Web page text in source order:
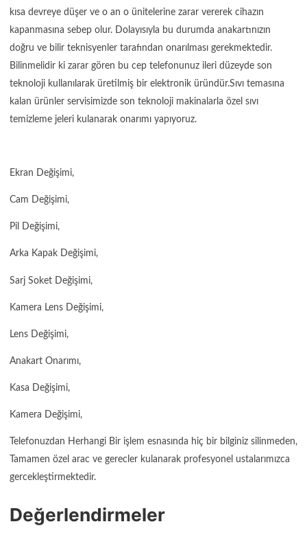
kısa devreye düşer ve o an o ünitelerine zarar vererek cihazın
kapanmasına sebep olur. Dolayısıyla bu durumda anakartınızın
doğru ve bilir teknisyenler tarafından onarılması gerekmektedir.
Bilinmelidir ki zarar gören bu cep telefonunuz ileri düzeyde son
teknoloji kullanılarak üretilmiş bir elektronik üründür.Sıvı temasına
kalan ürünler servisimizde son teknoloji makinalarla özel sıvı
temizleme jeleri kulanarak onarımı yapıyoruz.
Ekran Değişimi,
Cam Değişimi,
Pil Değişimi,
Arka Kapak Değişimi,
Sarj Soket Değişimi,
Kamera Lens Değişimi,
Lens Değişimi,
Anakart Onarımı,
Kasa Değişimi,
Kamera Değişimi,
Telefonuzdan Herhangi Bir işlem esnasında hiç bir bilginiz silinmeden,
Tamamen özel arac ve gerecler kulanarak profesyonel ustalarımızca
gercekleştirmektedir.
Değerlendirmeler